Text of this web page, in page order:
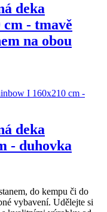
deka
- tmavě
na obou
deka
- duhovka
do kempu či do
vybavení. Udělejte si